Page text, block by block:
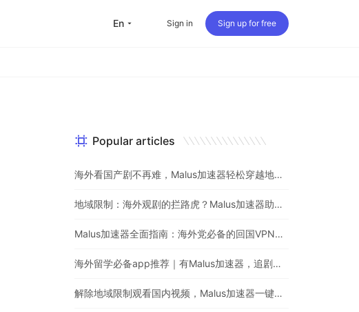
en Sign in Sign up for free
Popular articles
海外看国产剧不再难，Malus加速器轻松穿越地理屏障
地域限制：海外观剧的拦路虎？Malus加速器助你一键突破
Malus加速器全面指南：海外党必备的回国VPN与追剧神器
海外留学必备app推荐｜有Malus加速器，追剧听歌游戏不用愁
解除地域限制观看国内视频，Malus加速器一键解决海外党烦恼